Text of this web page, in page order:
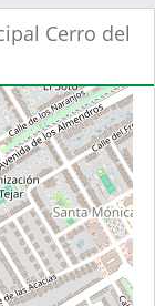
Cerro del